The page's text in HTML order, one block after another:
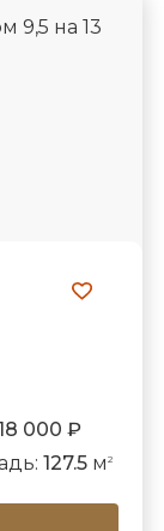
000 ₽
127.5м 2